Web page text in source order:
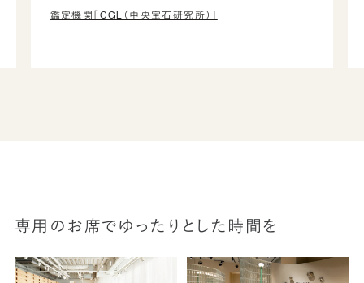
鑑定機関「CGL（中央宝石研究所）」
専用のお席でゆったりとした時間を